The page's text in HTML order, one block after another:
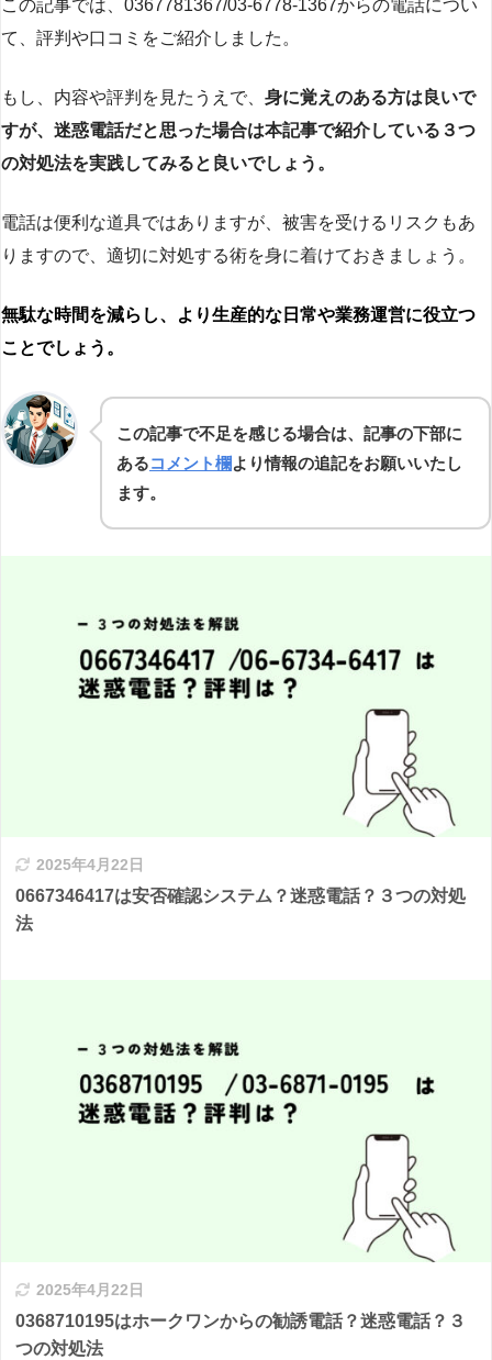
この記事では、0367781367/03-6778-1367からの電話につい
て、評判や口コミをご紹介しました。
もし、内容や評判を見たうえで、 身に覚えのある方は良いで
すが、迷惑電話だと思った場合は本記事で紹介している３つ
の対処法を実践してみると良いでしょう。
電話は便利な道具ではありますが、被害を受けるリスクもあ
りますので、適切に対処する術を身に着けておきましょう。
無駄な時間を減らし、より生産的な日常や業務運営に役立つ
ことでしょう。
この記事で不足を感じる場合は、記事の下部に
あるコメント欄より情報の追記をお願いいたし
ます。
2025年4月22日
0667346417は安否確認システム？迷惑電話？３つの対処
法
2025年4月22日
0368710195はホークワンからの勧誘電話？迷惑電話？３
つの対処法